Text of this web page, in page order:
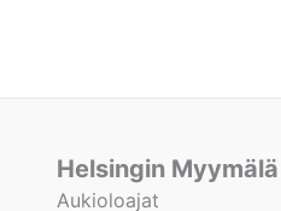
Helsingin Myymälä
Aukioloajat